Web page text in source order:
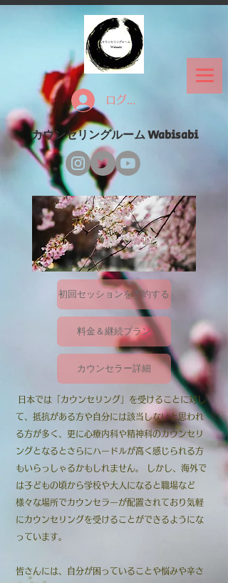
ログイン
カウンセリングルーム Wabisabi
初回セッションを予約する
料金＆継続プラン
カウンセラー詳細
日本では「カウンセリング」を受けることに対し
て、抵抗がある方や自分には該当しないと思われ
る方が多く、更に心療内科や精神科のカウンセリ
ングとなるとさらにハードルが高く感じられる方
もいらっしゃるかもしれません。 しかし、海外で
は子どもの頃から学校や大人になると職場など
様々な場所でカウンセラーが配置されており気軽
にカウンセリングを受けることができるようにな
っています。
皆さんには、自分が困っていることや悩みや辛さ